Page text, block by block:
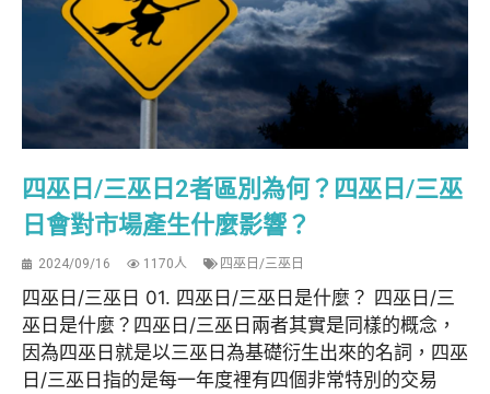
四巫日/三巫日2者區別為何？四巫日/三巫
日會對市場產生什麼影響？
2024/09/16 1170人 四巫日/三巫日
四巫日/三巫日 01. 四巫日/三巫日是什麼？ 四巫日/三
巫日是什麼？四巫日/三巫日兩者其實是同樣的概念，
因為四巫日就是以三巫日為基礎衍生出來的名詞，四巫
日/三巫日指的是每一年度裡有四個非常特別的交易